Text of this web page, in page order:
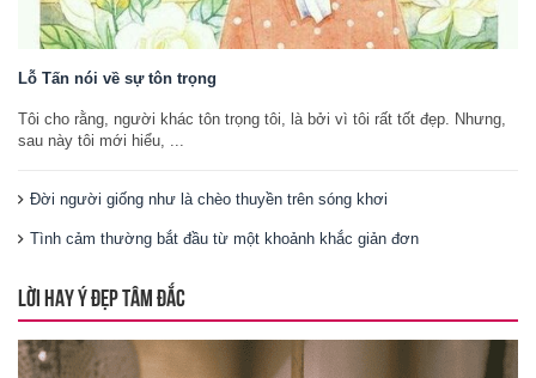
Lỗ Tấn nói về sự tôn trọng
Tôi cho rằng, người khác tôn trọng tôi, là bởi vì tôi rất tốt đẹp. Nhưng,
sau này tôi mới hiểu, ...
Đời người giống như là chèo thuyền trên sóng khơi
Tình cảm thường bắt đầu từ một khoảnh khắc giản đơn
LỜI HAY Ý ĐẸP TÂM ĐẮC